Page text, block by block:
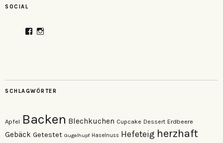
SOCIAL
ProfilProfil
SCHLAGWÖRTER
Apfel Backen Blechkuchen Cupcake Dessert Erdbeere
Gebäck Getestet Gugelhupf Haselnuss Hefeteig herzhaft